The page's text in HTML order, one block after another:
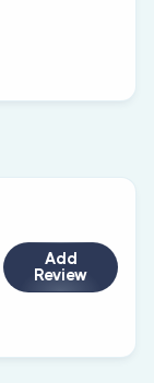
Add
Review